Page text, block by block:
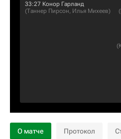
33:27 Конор Гарланд
(Таннер Пирсон, Илья Михеев)
(
(
О матче Протокол